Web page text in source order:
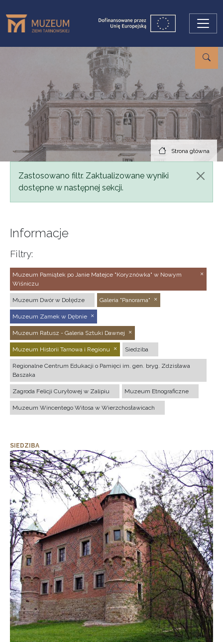
Strona główna
Komunikat
Zastosowano filtr. Zaktualizowane wyniki
dostępne w następnej sekcji.
Informacje
Filtry:
Muzeum Pamiątek po Janie Matejce "Koryznówka" w Nowym
Wiśniczu
Muzeum Dwór w Dołędze Galeria "Panorama"
Muzeum Zamek w Dębnie
Muzeum Ratusz - Galeria Sztuki Dawnej
Muzeum Historii Tarnowa i Regionu Siedziba
Regionalne Centrum Edukacji o Pamięci im. gen. bryg. Zdzisława
Baszaka
Zagroda Felicji Curyłowej w Zalipiu Muzeum Etnograficzne
Muzeum Wincentego Witosa w Wierzchosławicach
SIEDZIBA